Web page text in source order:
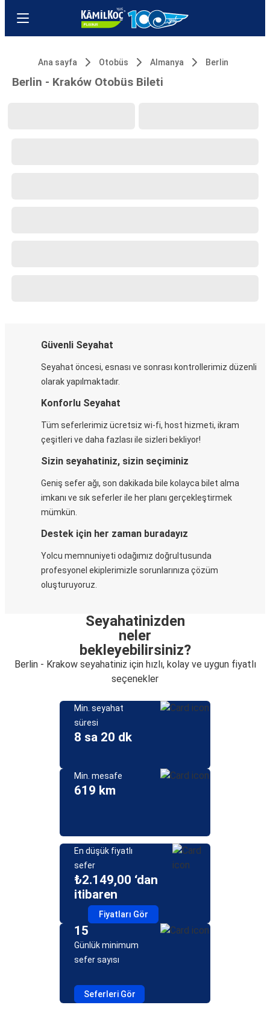
Ana sayfa Otobüs Almanya Berlin
Berlin - Kraków Otobüs Bileti
Güvenli Seyahat
Seyahat öncesi, esnası ve sonrası kontrollerimiz düzenli
olarak yapılmaktadır.
Konforlu Seyahat
Tüm seferlerimiz ücretsiz wi-fi, host hizmeti, ikram
çeşitleri ve daha fazlası ile sizleri bekliyor!
Sizin seyahatiniz, sizin seçiminiz
Geniş sefer ağı, son dakikada bile kolayca bilet alma
imkanı ve sık seferler ile her planı gerçekleştirmek
mümkün.
Destek için her zaman buradayız
Yolcu memnuniyeti odağımız doğrultusunda
profesyonel ekiplerimizle sorunlarınıza çözüm
oluşturuyoruz.
Seyahatinizden
neler
bekleyebilirsiniz?
Berlin - Krakow seyahatiniz için hızlı, kolay ve uygun fiyatlı
seçenekler
Min. seyahat
süresi
8 sa 20 dk
Min. mesafe
619 km
En düşük fiyatlı
sefer
₺2.149,00 ‘dan
itibaren
Fiyatları Gör
15
Günlük minimum
sefer sayısı
Seferleri Gör